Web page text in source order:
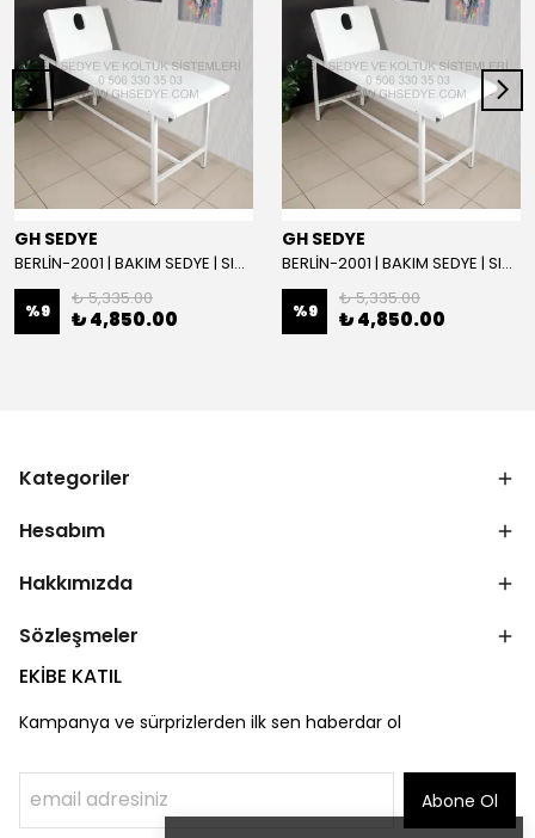
GH SEDYE
BERLİN-2001 | BAKIM SEDYE | SIRT AYARLI | BEYAZ
%9
₺ 5,335.00
₺ 4,850.00
GH SEDYE
BERLİN-2001 | BAKIM SEDYE | SIRT AYARLI
%9
₺ 5,335.00
₺ 4,850.00
Kategoriler
Hesabım
Hakkımızda
Sözleşmeler
EKİBE KATIL
Kampanya ve sürprizlerden ilk sen haberdar ol
Abone Ol